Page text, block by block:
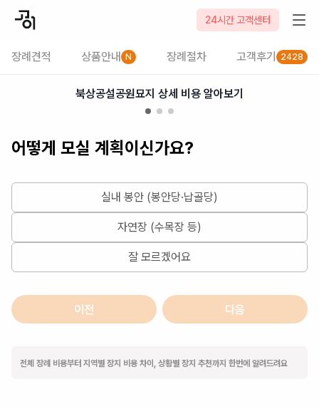
24시간 고객센터
장례견적 상품안내 N 장례절차 고객후기 2428
2026-08-07
북상공설공원묘지 상세 비용 알아보기
어떻게 모실 계획이신가요?
실내 봉안 (봉안당·납골당)
자연장 (수목장 등)
잘 모르겠어요
이전 다음
전체 장례 비용부터 지역별 장지 비용 차이, 상황별 장지 추천까지 한번에 알려드려요